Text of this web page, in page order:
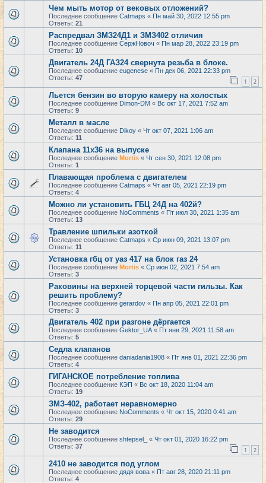
Чем мыть мотор от вековых отложений?
Последнее сообщение Catmaps « Пн май 30, 2022 12:55 pm
Ответы: 21
Распредвал ЗМЗ24Д1 и ЗМЗ402 отличия
Последнее сообщение СержНовоч « Пн мар 28, 2022 23:19 pm
Ответы: 10
Двигатель 24Д ГАЗ24 свернута резьба в блоке.
Последнее сообщение eugenese « Пн дек 06, 2021 22:33 pm
Ответы: 47 1 2
Льется бензин во вторую камеру на холостых
Последнее сообщение Dimon-DM « Вс окт 17, 2021 7:52 am
Ответы: 9
Металл в масле
Последнее сообщение Dikoy « Чт окт 07, 2021 1:06 am
Ответы: 11
Клапана 11х36 на выпуске
Последнее сообщение Mortis « Чт сен 30, 2021 12:08 pm
Ответы: 1
Плавающая проблема с двигателем
Последнее сообщение Catmaps « Чт авг 05, 2021 22:19 pm
Ответы: 4
Можно ли установить ГБЦ 24Д на 402й?
Последнее сообщение NoComments « Пт июл 30, 2021 1:35 am
Ответы: 13
Травление шпильки азоткой
Последнее сообщение Catmaps « Ср июн 09, 2021 13:07 pm
Ответы: 11
Установка гбц от уаз 417 на блок газ 24
Последнее сообщение Mortis « Ср июн 02, 2021 7:54 am
Ответы: 3
Раковины на верхней торцевой части гильзы. Как
решить проблему?
Последнее сообщение gerardov « Пн апр 05, 2021 22:01 pm
Ответы: 3
Двигатель 402 при разгоне дёргается
Последнее сообщение Gektor_UA « Пт янв 29, 2021 11:58 am
Ответы: 5
Седла клапанов
Последнее сообщение daniadania1908 « Пт янв 01, 2021 22:36 pm
Ответы: 4
ГИГАНСКОЕ потребление топлива
Последнее сообщение КЭП « Вс окт 18, 2020 11:04 am
Ответы: 19
ЗМЗ-402, работает неравномерно
Последнее сообщение NoComments « Чт окт 15, 2020 0:41 am
Ответы: 29
Не заводится
Последнее сообщение shtepsel_ « Чт окт 01, 2020 16:22 pm
Ответы: 37 1 2
2410 не заводится под углом
Последнее сообщение дядя вова « Пт авг 28, 2020 21:11 pm
Ответы: 4